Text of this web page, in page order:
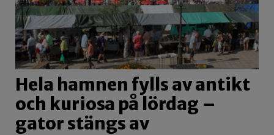
Hela hamnen fylls av antikt
och kuriosa på lördag –
gator stängs av